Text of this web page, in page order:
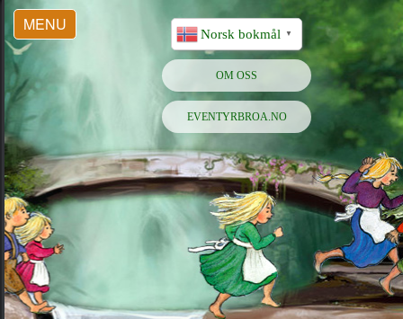
MENU
Norsk bokmål ▼
OM OSS
EVENTYRBROA.NO